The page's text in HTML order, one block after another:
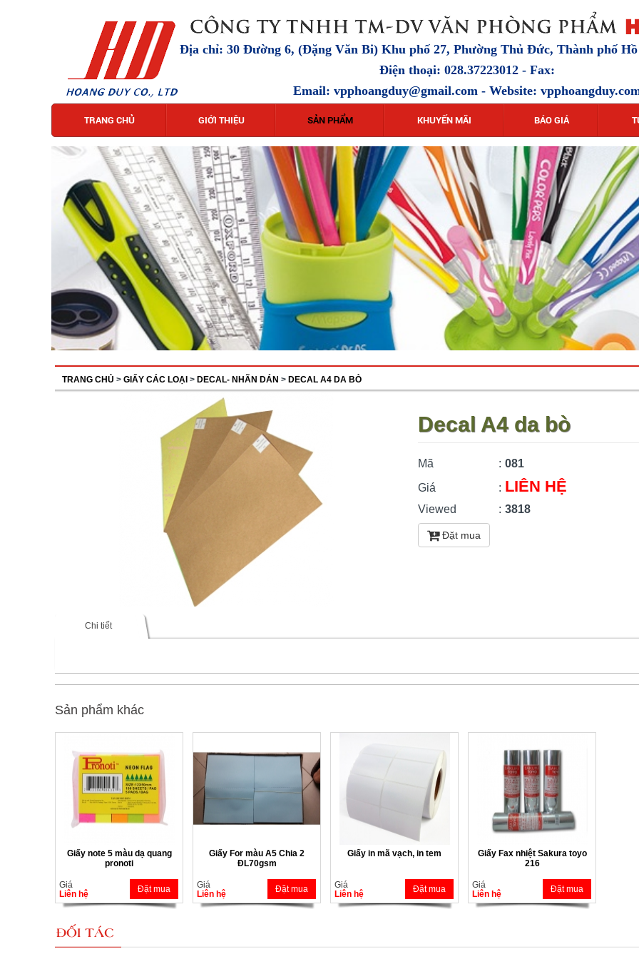
Địa chỉ: 30 Đường 6, (Đặng Văn Bi) Khu phố 27, Phường Thủ Đức, Thành phố
Điện thoại: 028.37223012 - Fax:
Email: vpphoangduy@gmail.com- Website:
TRANG CHỦ GIỚI THIỆU SẢN PHẨM KHUYẾN MÃI BÁO GIÁ
TRANG CHỦ > GIẤY CÁC LOẠI > DECAL- NHÃN DÁN > DECAL A4 DA BÒ
Decal A4 da bò
Mã : 081
Giá
: LIÊN HỆ
Viewed : 3818
Đặt mua
Chi tiết
Sản phẩm khác
Giấy note 5 màu dạ quang
pronoti
Giá
Liên hệ
Đặt mua
Giấy For màu A5 Chia 2
ĐL70gsm
Giá
Liên hệ
Đặt mua
Giấy in mã vạch, in tem
Giá
Liên hệ
Đặt mua
Giấy Fax nhiệt Sakura toyo
216
Giá
Liên hệ
Đặt mua
ĐỐI TÁC